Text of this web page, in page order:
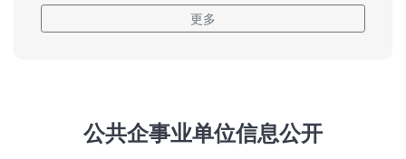
更多
公共企事业单位信息公开